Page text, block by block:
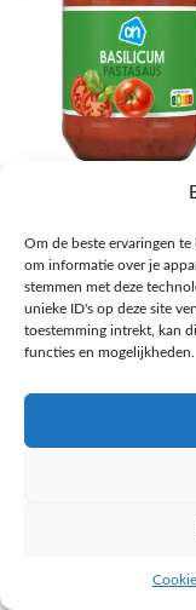
Om de beste ervaringen
om informatie over je
stemmen met deze
unieke ID's op deze site
toestemming intrekt, kan
functies en mogelijkheden.
€1,59
NAAR AH